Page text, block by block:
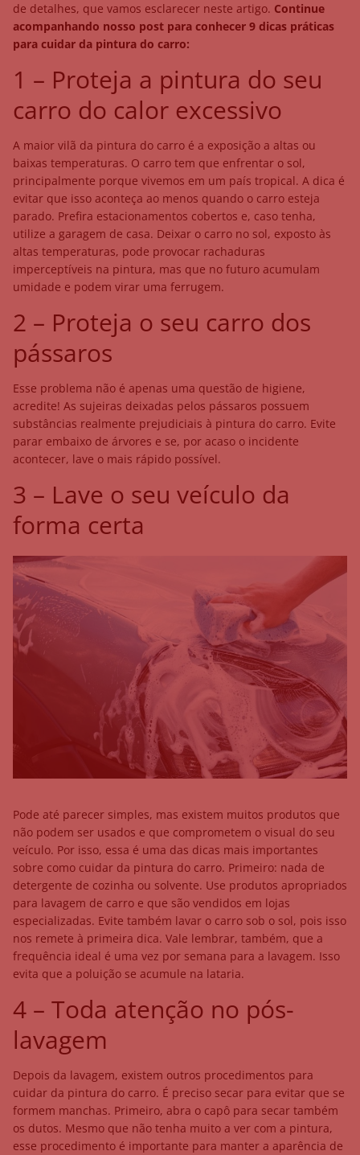
de detalhes, que vamos esclarecer neste artigo. Continue
acompanhando nosso post para conhecer 9 dicas práticas
para cuidar da pintura do carro:
1 – Proteja a pintura do seu
carro do calor excessivo
A maior vilã da pintura do carro é a exposição a altas ou
baixas temperaturas. O carro tem que enfrentar o sol,
principalmente porque vivemos em um país tropical. A dica é
evitar que isso aconteça ao menos quando o carro esteja
parado. Prefira estacionamentos cobertos e, caso tenha,
utilize a garagem de casa. Deixar o carro no sol, exposto às
altas temperaturas, pode provocar rachaduras
imperceptíveis na pintura, mas que no futuro acumulam
umidade e podem virar uma ferrugem.
2 – Proteja o seu carro dos
pássaros
Esse problema não é apenas uma questão de higiene,
acredite! As sujeiras deixadas pelos pássaros possuem
substâncias realmente prejudiciais à pintura do carro. Evite
parar embaixo de árvores e se, por acaso o incidente
acontecer, lave o mais rápido possível.
3 – Lave o seu veículo da
forma certa
Pode até parecer simples, mas existem muitos produtos que
não podem ser usados e que comprometem o visual do seu
veículo. Por isso, essa é uma das dicas mais importantes
sobre como cuidar da pintura do carro. Primeiro: nada de
detergente de cozinha ou solvente. Use produtos apropriados
para lavagem de carro e que são vendidos em lojas
especializadas. Evite também lavar o carro sob o sol, pois isso
nos remete à primeira dica. Vale lembrar, também, que a
frequência ideal é uma vez por semana para a lavagem. Isso
evita que a poluição se acumule na lataria.
4 – Toda atenção no pós-
lavagem
Depois da lavagem, existem outros procedimentos para
cuidar da pintura do carro. É preciso secar para evitar que se
formem manchas. Primeiro, abra o capô para secar também
os dutos. Mesmo que não tenha muito a ver com a pintura,
esse procedimento é importante para manter a aparência de